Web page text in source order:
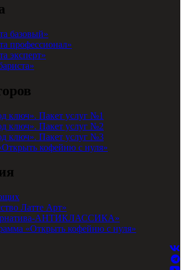
базовый»
профессионал»
эксперт»
ключ». Пакет услуг №1
ключ». Пакет услуг №2
ключ». Пакет услуг №3
кофейню с нуля»
Латте Арт»
АНТИКЛАССИКА»
«Открыть кофейню с нуля»